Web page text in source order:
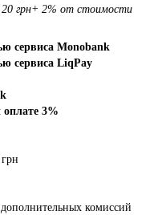
грн+ 2% от стоимости
сервиса Monobank
сервиса LiqPay
3%
комиссий